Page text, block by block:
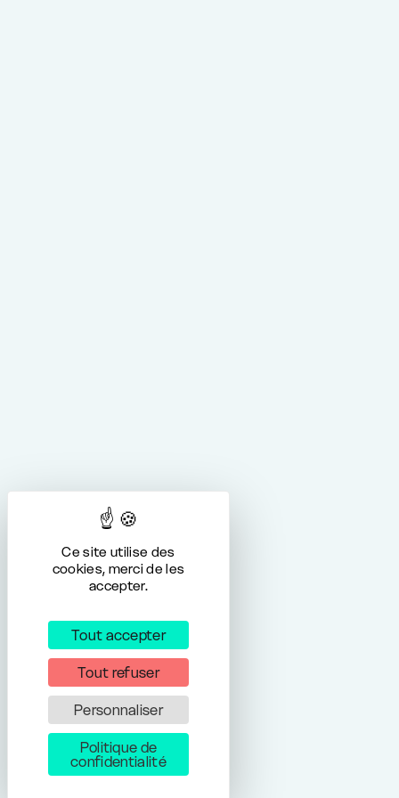
Ce site utilise des
cookies, merci de les
accepter.
Tout accepter
Tout refuser
Personnaliser
Politique de
confidentialité